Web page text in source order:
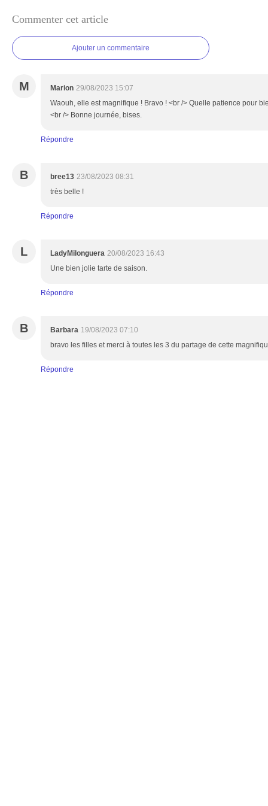
Commenter cet article
Ajouter un commentaire
M Marion 29/08/2023 15:07
Waouh, elle est magnifique ! Bravo ! <br /> Quelle patience pour
<br /> Bonne journée, bises.
Répondre
B bree13 23/08/2023 08:31
très belle !
Répondre
L LadyMilonguera 20/08/2023 16:43
Une bien jolie tarte de saison.
Répondre
B Barbara 19/08/2023 07:10
bravo les filles et merci à toutes les 3 du partage de cette
Répondre